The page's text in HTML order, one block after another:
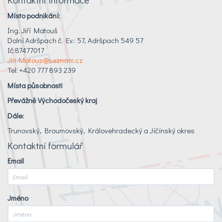
Místo podnikání:
Ing. Jiří Matouš
Dolní Adršpach č. Ev.: 57, Adršpach 549 57
Ič:87477017
Jiri-Matous@seznam.cz
Tel: +420 777 893 239
Místa působnosti
Převážně Východočeský kraj
Dále:
Trunovský, Broumovský, Královehradecký a Jíčínský okres
Kontaktní formulář
Email
Jméno